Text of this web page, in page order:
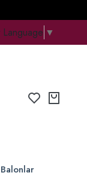
▼
Balonlar